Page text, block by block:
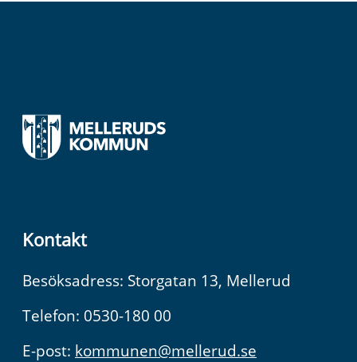
Kontakt
Besöksadress: Storgatan 13, Mellerud
Telefon: 0530-180 00
E-post: kommunen@mellerud.se